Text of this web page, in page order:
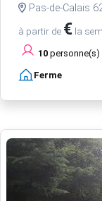
Pas-de-Calais
à partir de € la
10 personne(s)
Ferme